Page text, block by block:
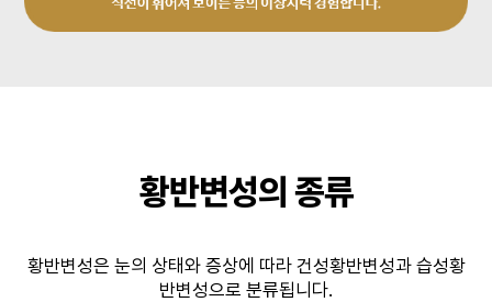
황반변성의 종류
황반변성은 눈의 상태와 증상에 따라 건성황반변성과 습성황
반변성으로 분류됩니다.